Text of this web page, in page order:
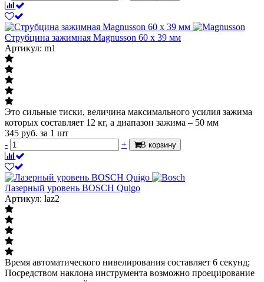
Струбцина зажимная Magnusson 60 х 39 мм
Артикул: m1
Это сильные тиски, величина максимального усилия зажима
которых составляет 12 кг, а диапазон зажима – 50 мм
345 руб. за 1 шт
-
+ В корзину
Лазерный уровень BOSCH Quigo
Артикул: laz2
Время автоматического нивелирования составляет 6 секунд;
Посредством наклона инструмента возможно проецирование